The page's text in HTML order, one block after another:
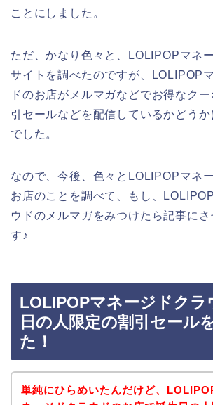
ことにしました。
ただ、かなり色々と、LOLIPOPマネ
サイトを調べたのですが、LOLIPOP
ドのお店がメルマガなどでお得なク
引セールなどを配信しているかどう
でした。
なので、今後、色々とLOLIPOPマネ
お店のことを調べて、もし、
ウドのメルマガをみつけたら記事にさ
す♪
LOLIPOPマネージドクラ
日の人限定の割引セール
た！
単純にひらめいたんだけど、